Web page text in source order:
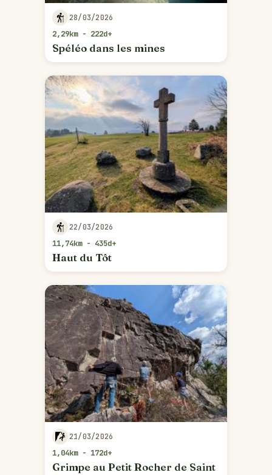
28/03/2026
2,29km - 222d+
Spéléo dans les mines
22/03/2026
11,74km - 435d+
Haut du Tôt
21/03/2026
1,04km - 172d+
Grimpe au Petit Rocher de Saint